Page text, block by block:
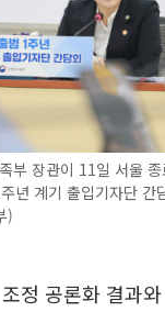
부 장관이 11일 서울 종
년 계기 출입기자단 간
)
정 공론화 결과